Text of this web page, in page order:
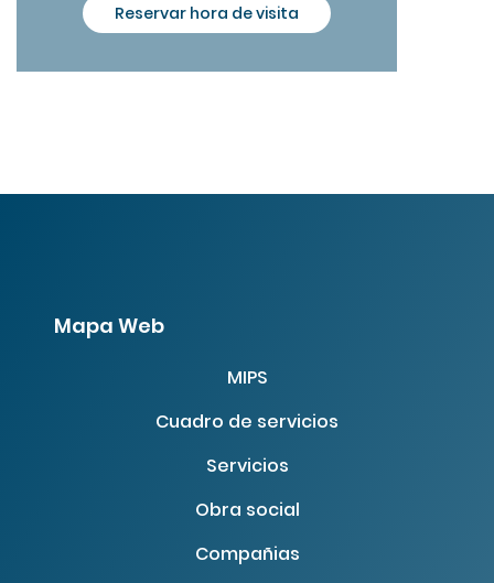
Reservar hora de visita
Mapa Web
MIPS
Cuadro de servicios
Servicios
Obra social
Compañias